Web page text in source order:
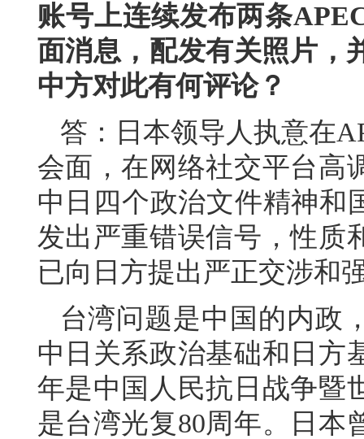
账号上连续发布两条
面消息，配发有关照片，
中方对此有何评论？
答：日本领导人执意在
会面，在网络社交平台高
中日四个政治文件精神和
发出严重错误信号，性质
已向日方提出严正交涉和
台湾问题是中国的内政
中日关系政治基础和日方
年是中国人民抗日战争暨
是台湾光复80周年。日本